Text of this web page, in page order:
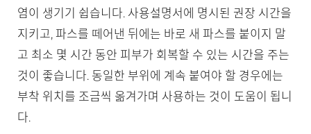
염이 생기기 쉽습니다. 사용설명서에 명시된 권장 시간을
지키고, 파스를 떼어낸 뒤에는 바로 새 파스를 붙이지 말
고 최소 몇 시간 동안 피부가 회복할 수 있는 시간을 주는
것이 좋습니다. 동일한 부위에 계속 붙여야 할 경우에는
부착 위치를 조금씩 옮겨가며 사용하는 것이 도움이 됩니
다.